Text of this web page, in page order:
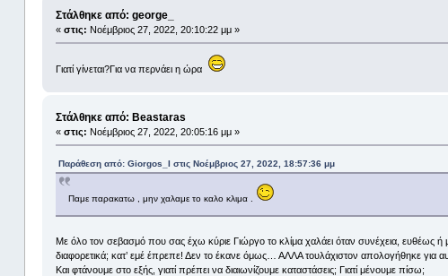
Στάλθηκε από: george_
« στις: Νοέμβριος 27, 2022, 20:10:22 μμ »
Γιατί γίνεται?Για να περνάει η ώρα
Στάλθηκε από: Beastaras
« στις: Νοέμβριος 27, 2022, 20:05:16 μμ »
Παράθεση από: Giorgos_I στις Νοέμβριος 27, 2022, 18:57:36 μμ
Παμε παρακατω , μην χαλαμε το καλο κλιμα .
Με όλο τον σεβασμό που σας έχω κύριε Γιώργο το κλίμα χαλάει όταν συνέχεια, ευθέως
διαφορετικά; κατ’ εμέ έπρεπε! Δεν το έκανε όμως… ΑΛΛΑ τουλάχιστον απολογήθηκε για
Και φτάνουμε στο εξής, γιατί πρέπει να διαιωνίζουμε καταστάσεις; Γιατί μένουμε πίσω;